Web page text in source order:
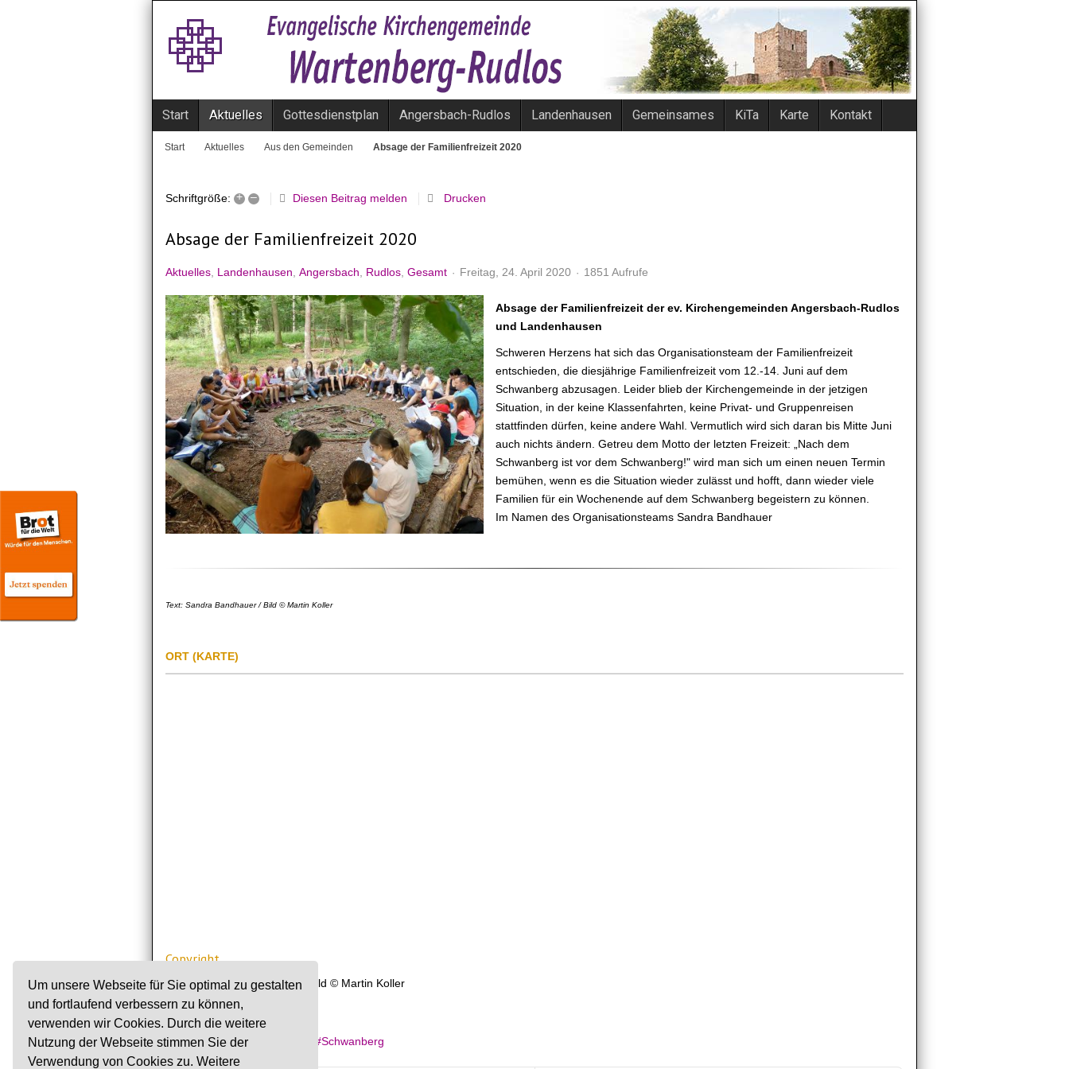
Um unsere Webseite für Sie optimal zu gestalten
und fortlaufend verbessern zu können,
verwenden wir Cookies. Durch die weitere
Nutzung der Webseite stimmen Sie der
Verwendung von Cookies zu. Weitere
Start Aktuelles Gottesdienstplan Angersbach-Rudlos Landenhausen Gemeinsames KiTa Karte Kontakt
Start Aktuelles Aus den Gemeinden Absage der Familienfreizeit 2020
Schriftgröße: + – Diesen Beitrag melden Drucken
Absage der Familienfreizeit 2020
Aktuelles Landenhausen Angersbach Rudlos Gesamt Freitag, 24. April 2020 1851 Aufrufe
Absage der Familienfreizeit der ev. Kirchengemeinden Angersbach-Rudlos
und Landenhausen
Schweren Herzens hat sich das Organisationsteam der Familienfreizeit
entschieden, die diesjährige Familienfreizeit vom 12.-14. Juni auf dem
Schwanberg abzusagen. Leider blieb der Kirchengemeinde in der jetzigen
Situation, in der keine Klassenfahrten, keine Privat- und Gruppenreisen
stattfinden dürfen, keine andere Wahl. Vermutlich wird sich daran bis Mitte Juni
auch nichts ändern. Getreu dem Motto der letzten Freizeit: „Nach dem
Schwanberg ist vor dem Schwanberg!" wird man sich um einen neuen Termin
bemühen, wenn es die Situation wieder zulässt und hofft, dann wieder viele
Familien für ein Wochenende auf dem Schwanberg begeistern zu können.
Im Namen des Organisationsteams Sandra Bandhauer
Text: Sandra Bandhauer / Bild © Martin Koller
ORT (KARTE)
Copyright
© Text: Sandra Bandhauer / Bild © Martin Koller
1
Markiert in: Familienfreizeit Schwanberg